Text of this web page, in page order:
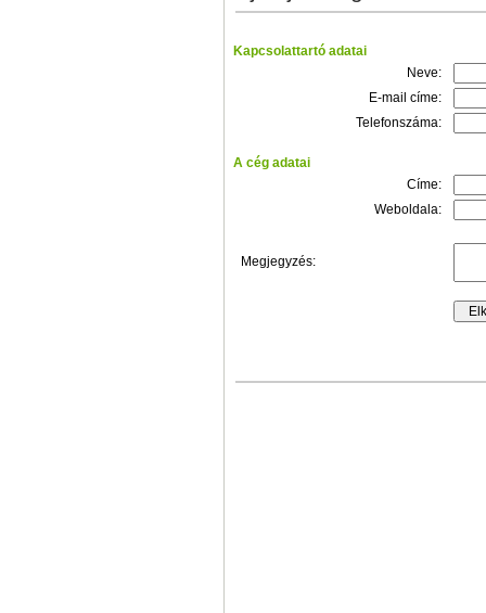
Kapcsolattartó adatai
Neve:
E-mail címe:
Telefonszáma:
A cég adatai
Címe:
Weboldala:
Megjegyzés: